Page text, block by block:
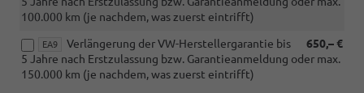
100.000 km (je nachdem, was zuerst eintrifft)
EA9 650,– €
Verlängerung der VW-Herstellergarantie bis
5 Jahre nach Erstzulassung bzw. Garantieanmeldung oder max.
150.000 km (je nachdem, was zuerst eintrifft)